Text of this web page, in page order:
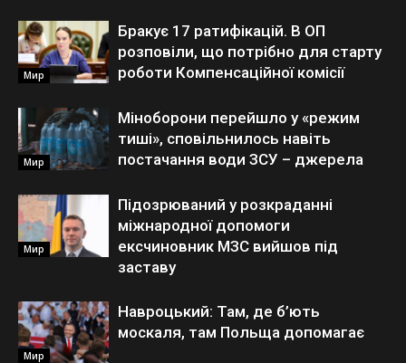
Мир
Бракує 17 ратифікацій. В ОП
розповіли, що потрібно для старту
роботи Компенсаційної комісії
Мир
Міноборони перейшло у «режим
тиші», сповільнилось навіть
постачання води ЗСУ – джерела
Мир
Підозрюваний у розкраданні
міжнародної допомоги
ексчиновник МЗС вийшов під
заставу
Мир
Навроцький: Там, де б’ють
москаля, там Польща допомагає